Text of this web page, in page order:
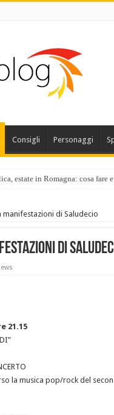
Consigli Personaggi
estate in Romagna: cosa fare
manifestazioni di Saludecio
di
21.15
la musica pop/rock del